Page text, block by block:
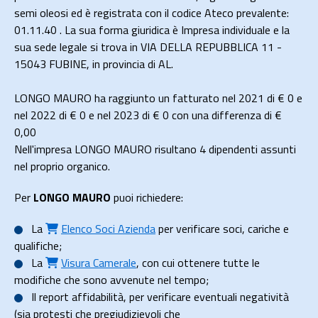
semi oleosi ed è registrata con il codice Ateco prevalente:
01.11.40 . La sua forma giuridica è Impresa individuale e la
sua sede legale si trova in VIA DELLA REPUBBLICA 11 -
15043 FUBINE, in provincia di AL.
LONGO MAURO ha raggiunto un fatturato nel 2021 di € 0 e
nel 2022 di € 0 e nel 2023 di € 0 con una differenza di €
0,00
Nell'impresa LONGO MAURO risultano 4 dipendenti assunti
nel proprio organico.
Per LONGO MAURO puoi richiedere:
La
Elenco Soci Aziendaper verificare soci, cariche e
qualifiche;
La
Visura Camerale, con cui ottenere tutte le
modifiche che sono avvenute nel tempo;
Il report affidabilità, per verificare eventuali negatività
(sia protesti che pregiudizievoli che